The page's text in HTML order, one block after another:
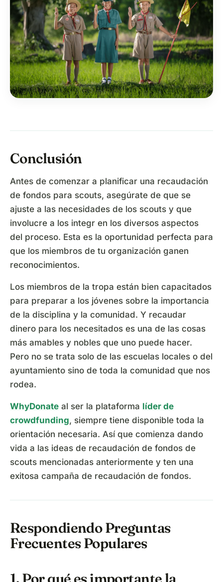
Conclusión
Antes de comenzar a planificar una recaudación
de fondos para scouts, asegúrate de que se
ajuste a las necesidades de los scouts y que
involucre a los integr en los diversos aspectos
del proceso. Esta es la oportunidad perfecta para
que los miembros de tu organización ganen
reconocimientos.
Los miembros de la tropa están bien capacitados
para preparar a los jóvenes sobre la importancia
de la disciplina y la comunidad. Y recaudar
dinero para los necesitados es una de las cosas
más amables y nobles que uno puede hacer.
Pero no se trata solo de las escuelas locales o del
ayuntamiento sino de toda la comunidad que nos
rodea.
WhyDonate al ser la plataforma líder de
crowdfunding, siempre tiene disponible toda la
orientación necesaria. Así que comienza dando
vida a las ideas de recaudación de fondos de
scouts mencionadas anteriormente y ten una
exitosa campaña de recaudación de fondos.
Respondiendo Preguntas
Frecuentes Populares